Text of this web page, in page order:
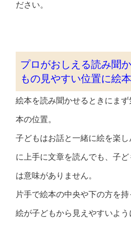
ださい。
プロがおしえる読み聞
もの見やすい位置に絵
絵本を読み聞かせるときにま
本の位置。
子どもはお話と一緒に絵を楽
に上手に文章を読んでも、子
は意味がありません。
片手で絵本の中央や下の方を
絵が子どもから見えやすいよ